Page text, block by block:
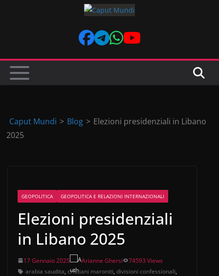
Caput Mundi > Blog > Elezioni presidenziali in Libano
2025
GEOPOLITICA GEOPOLITICA E RELAZIONI INTERNAZIONALI
Elezioni presidenziali
in Libano 2025
17 Gennaio 2025 Arianne Ghersi
74593 Views
arabia saudita, cristiani maroniti, divisioni confessionali,